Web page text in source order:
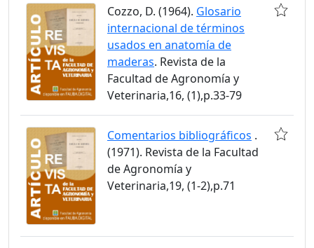
Cozzo, D. (1964). Glosario
internacional de términos
usados en anatomía de
maderas. Revista de la
Facultad de Agronomía y
Veterinaria,16, (1),p.33-79
Comentarios bibliográficos .
(1971). Revista de la Facultad
de Agronomía y
Veterinaria,19, (1-2),p.71